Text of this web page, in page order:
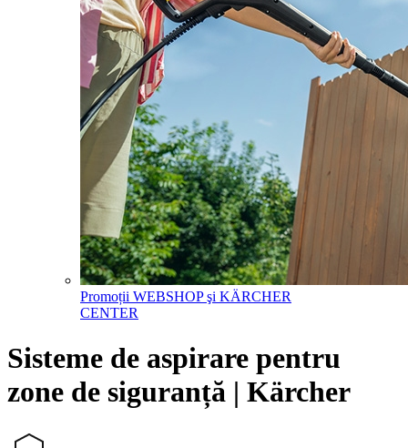
Promoții WEBSHOP şi KÄRCHER
CENTER
Sisteme de aspirare pentru
zone de siguranță | Kärcher